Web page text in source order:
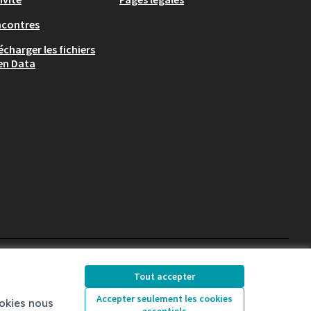
nous
Tout accepter
Accepter seulement les cookies
les fichiers
Data
(Lien externe)(Lien externe)(Lien externe)